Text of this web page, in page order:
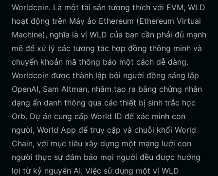
Worldcoin. Là một tài sản tương thích với EVM, WLD
hoạt động trên Máy ảo Ethereum (Ethereum Virtual
Machine), nghĩa là ví WLD của bạn cần phải đủ mạnh
mẽ để xử lý các tương tác hợp đồng thông minh và
chuyển khoản mã thông báo một cách dễ dàng.
Worldcoin được thành lập bởi người đồng sáng lập
OpenAI, Sam Altman, nhằm tạo ra bằng chứng nhân
dạng ẩn danh thông qua các thiết bị sinh trắc học
Orb. Dự án cung cấp World ID để xác minh con
người, World App để truy cập và chuỗi khối World
Chain, với mục tiêu xây dựng một mạng lưới con
người thực sự đảm bảo mọi người đều được hưởng
lợi từ kỷ nguyên AI. Việc sử dụng một ví WLD